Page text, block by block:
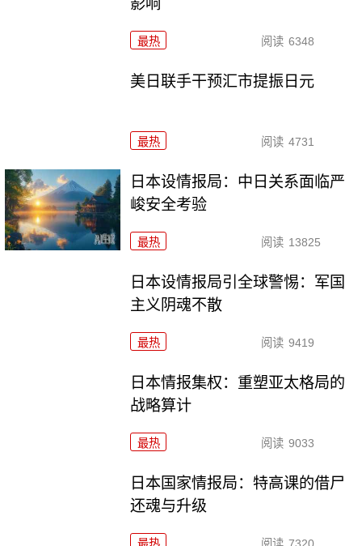
影响
最热 阅读 6348
美日联手干预汇市提振日元
最热 阅读 4731
日本设情报局：中日关系面临严
峻安全考验
最热 阅读 13825
日本设情报局引全球警惕：军国
主义阴魂不散
最热 阅读 9419
日本情报集权：重塑亚太格局的
战略算计
最热 阅读 9033
日本国家情报局：特高课的借尸
还魂与升级
最热 阅读 7320